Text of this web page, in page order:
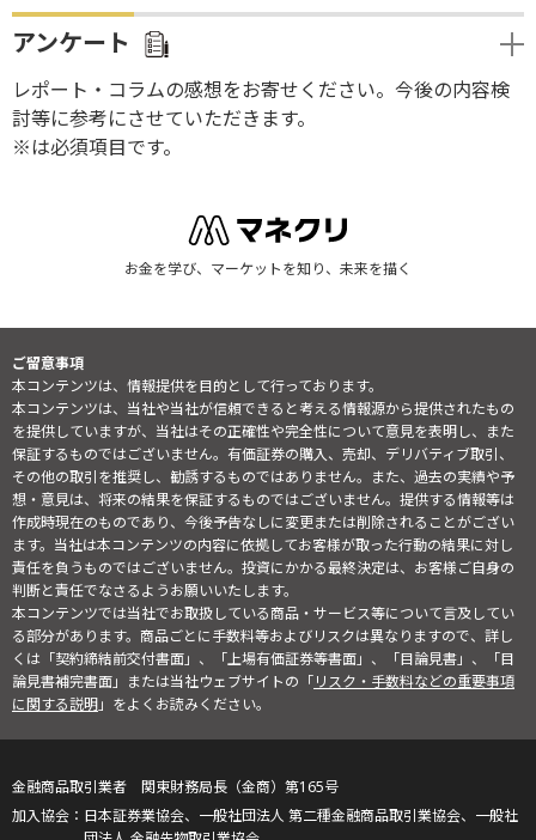
アンケート
レポート・コラムの感想をお寄せください。今後の内容検
討等に参考にさせていただきます。
※は必須項目です。
お金を学び、マーケットを知り、未来を描く
ご留意事項
本コンテンツは、情報提供を目的として行っております。
本コンテンツは、当社や当社が信頼できると考える情報源から提供されたもの
を提供していますが、当社はその正確性や完全性について意見を表明し、また
保証するものではございません。有価証券の購入、売却、デリバティブ取引、
その他の取引を推奨し、勧誘するものではありません。また、過去の実績や予
想・意見は、将来の結果を保証するものではございません。提供する情報等は
作成時現在のものであり、今後予告なしに変更または削除されることがござい
ます。当社は本コンテンツの内容に依拠してお客様が取った行動の結果に対し
責任を負うものではございません。投資にかかる最終決定は、お客様ご自身の
判断と責任でなさるようお願いいたします。
本コンテンツでは当社でお取扱している商品・サービス等について言及してい
る部分があります。商品ごとに手数料等およびリスクは異なりますので、詳し
くは「契約締結前交付書面」、「上場有価証券等書面」、「目論見書」、「目
論見書補完書面」または当社ウェブサイトの「リスク・手数料などの重要事項
に関する説明」をよくお読みください。
金融商品取引業者 関東財務局長（金商）第165号
日本証券業協会、一般社団法人 第二種金融商品取引業協会、一般社